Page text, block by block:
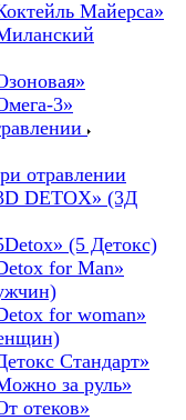
Майерса»
3»
отравлении
DETOX» (3Д
(5 Детокс)
for Man»
for woman»
Стандарт»
за руль»
отеков»